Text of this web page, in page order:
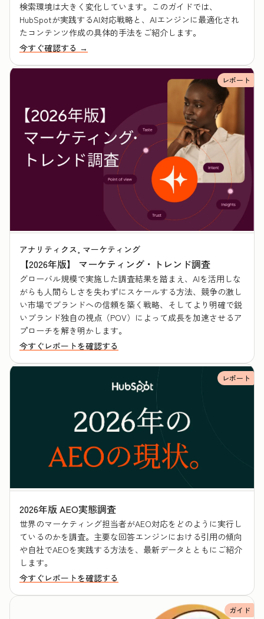
検索環境は大きく変化しています。このガイドでは、
HubSpotが実践するAI対応戦略と、AIエンジンに最適化され
たコンテンツ作成の具体的手法をご紹介します。
今すぐ確認する →
レポート
アナリティクス, マーケティング
【2026年版】 マーケティング・トレンド調査
グローバル規模で実施した調査結果を踏まえ、AIを活用しな
がらも人間らしさを失わずにスケールする方法、競争の激し
い市場でブランドへの信頼を築く戦略、そしてより明確で鋭
いブランド独自の視点（POV）によって成長を加速させるア
プローチを解き明かします。
今すぐレポートを確認する
レポート
2026年版 AEO実態調査
世界のマーケティング担当者がAEO対応をどのように実行し
ているのかを調査。主要な回答エンジンにおける引用の傾向
や自社でAEOを実践する方法を、最新データとともにご紹介
します。
今すぐレポートを確認する
ガイド